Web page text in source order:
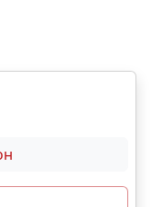
-
-
места для выгула
безопасности.
сочетание цены
в
дворовое
и